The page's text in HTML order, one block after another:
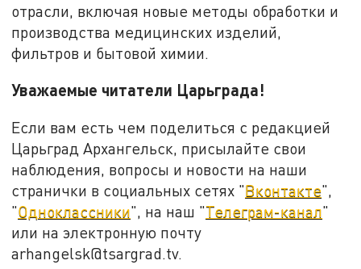
отрасли, включая новые методы обработки и
производства медицинских изделий,
фильтров и бытовой химии.
Уважаемые читатели Царьграда!
Если вам есть чем поделиться с редакцией
Царьград Архангельск, присылайте свои
наблюдения, вопросы и новости на наши
странички в социальных сетях "Вконтакте",
"Одноклассники", на наш "Телеграм-канал"
или на электронную почту
arhangelsk@tsargrad.tv.